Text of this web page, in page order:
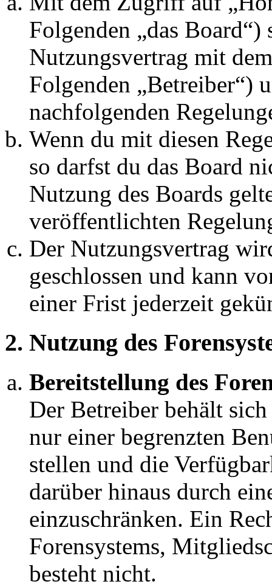
Nutzungsvertrag mit
Folgenden „Betreiber“)
nachfolgenden
Wenn du mit diesen
so darfst du das Board
Nutzung des Boards
veröffentlichten
Der Nutzungsvertrag
geschlossen und kann
einer Frist jederzeit
2. Nutzung des
Bereitstellung des
Der Betreiber behält
nur einer begrenzten
stellen und die
darüber hinaus durch
einzuschränken. Ein
Forensystems,
besteht nicht.
Nutzungsrecht